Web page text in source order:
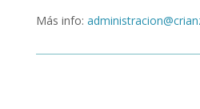
Más info: